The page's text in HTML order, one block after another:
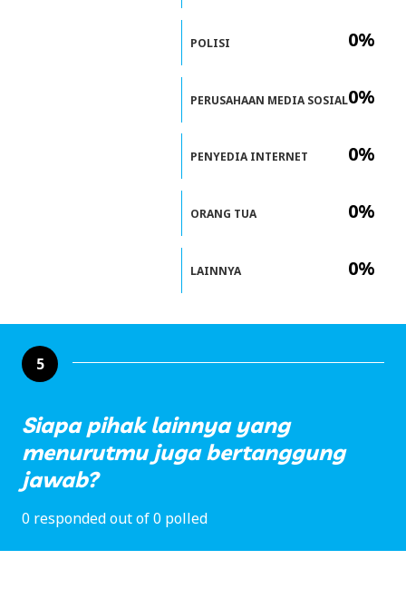
0%
0%
0%
0%
0%
POLISI
PERUSAHAAN MEDIA SOSIAL
PENYEDIA INTERNET
ORANG TUA
LAINNYA
5
Siapa pihak lainnya yang
menurutmu juga bertanggung
jawab?
0 responded out of 0 polled